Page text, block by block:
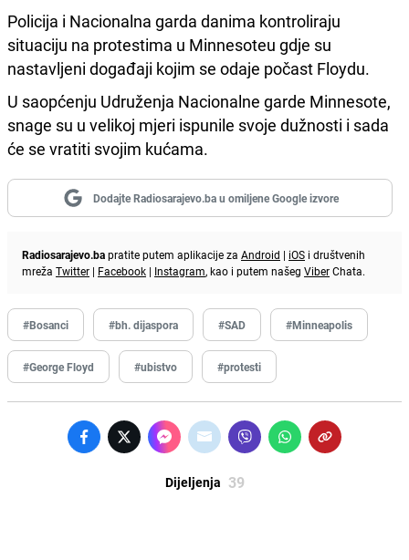
Policija i Nacionalna garda danima kontroliraju
situaciju na protestima u Minnesoteu gdje su
nastavljeni događaji kojim se odaje počast Floydu.
U saopćenju Udruženja Nacionalne garde Minnesote,
snage su u velikoj mjeri ispunile svoje dužnosti i sada
će se vratiti svojim kućama.
Dodajte Radiosarajevo.ba u omiljene Google izvore
Radiosarajevo.bapratite putem aplikacije za Android | iOS i društvenih
mreža Twitter | Facebook | Instagram, kao i putem našeg ViberChata.
#Bosanci #bh. dijaspora #SAD #Minneapolis
#George Floyd #ubistvo #protesti
Dijeljenja 39